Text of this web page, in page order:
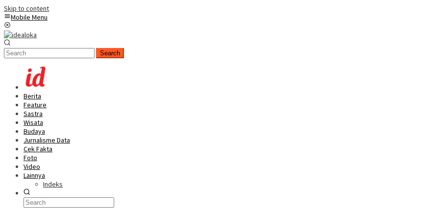
Skip to content
Mobile Menu
Search
Berita
Feature
Sastra
Wisata
Budaya
Jurnalisme Data
Cek Fakta
Foto
Video
Lainnya
Indeks